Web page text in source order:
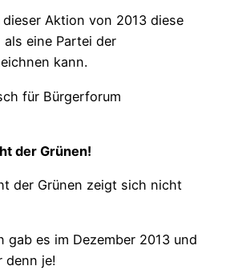
dieser Aktion von 2013 diese
eine Partei der
kann.
für Bürgerforum
der Grünen!
der Grünen zeigt sich nicht
gab es im Dezember 2013 und
denn je!